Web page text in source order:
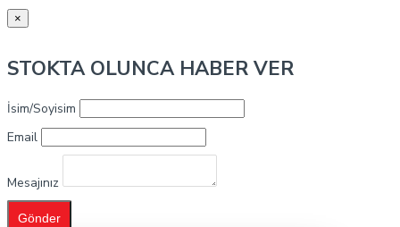
×
STOKTA OLUNCA HABER VER
İsim/Soyisim
Email
Mesajınız
Gönder